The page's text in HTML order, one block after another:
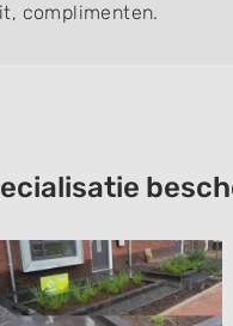
complimenten.